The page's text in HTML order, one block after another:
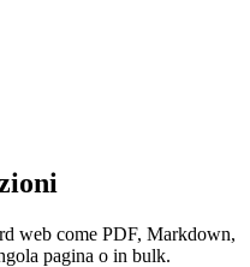
web come PDF, Markdown,
pagina o in bulk.